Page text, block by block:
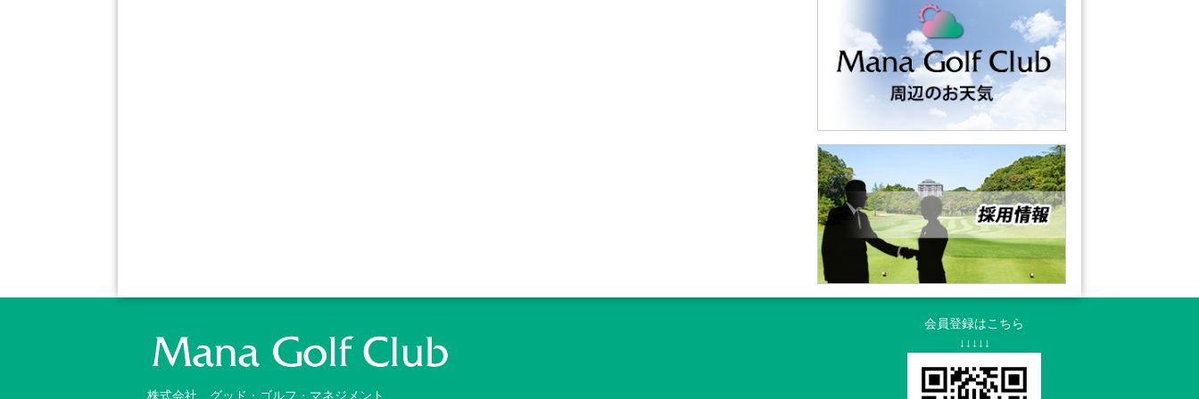
株式会社 グッド・ゴルフ・マネジメント
会員登録はこちら
↓↓↓↓↓